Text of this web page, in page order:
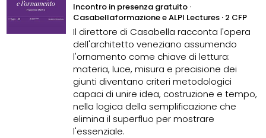
Incontro in presenza gratuito ·
Casabellaformazione e ALPI Lectures · 2 CFP
Il direttore di Casabella racconta l'opera
dell'architetto veneziano assumendo
l'ornamento come chiave di lettura:
materia, luce, misura e precisione dei
giunti diventano criteri metodologici
capaci di unire idea, costruzione e tempo,
nella logica della semplificazione che
elimina il superfluo per mostrare
l'essenziale.